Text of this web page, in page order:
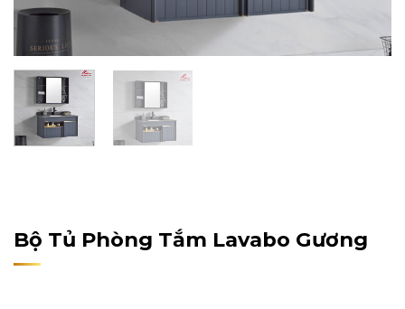
Bộ Tủ Phòng Tắm Lavabo Gương